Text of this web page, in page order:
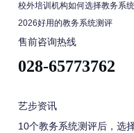
校外培训机构如何选择教务系统
2026好用的教务系统测评
售前咨询热线
028-65773762
艺步资讯
10个教务系统测评后，选